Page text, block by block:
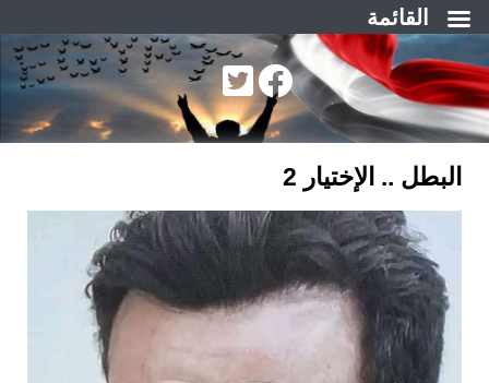
التجاوز
إلى
المحتوى
البطل .. الإختيار 2
القائمة